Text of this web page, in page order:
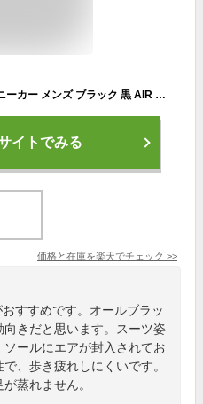
ナイキ エア マックス AP NIKE スニーカー メンズ ブラック 黒 AIR MAX AP CU4826 靴 シューズ カジュアル ストリート ローカット スポーツ シューレース ブランド 運動 スポーティ 通勤 通学 部活 おしゃれ 快適
イトでみる
価格と在庫を楽天でチェック >>
すすめです。オールブラッ
きだと思います。スーツ姿
ールにエアが封入されてお
、歩き疲れしにくいです。
蒸れません。